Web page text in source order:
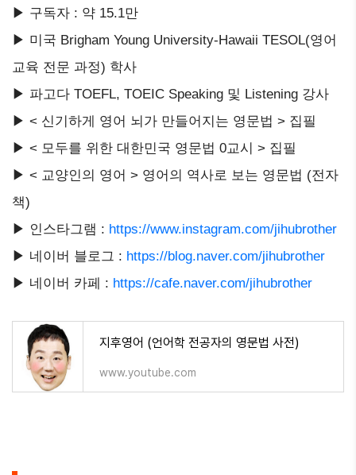
▶ 구독자 : 약 15.1만
▶ 미국 Brigham Young University-Hawaii TESOL(영어
교육 전문 과정) 학사
▶ 파고다 TOEFL, TOEIC Speaking 및 Listening 강사
▶ < 신기하게 영어 뇌가 만들어지는 영문법 > 집필
▶ < 모두를 위한 대한민국 영문법 0교시 > 집필
▶ < 교양인의 영어 > 영어의 역사로 보는 영문법 (전자
책)
▶ 인스타그램 : https://www.instagram.com/jihubrother
▶ 네이버 블로그 : https://blog.naver.com/jihubrother
▶ 네이버 카페 : https://cafe.naver.com/jihubrother
지후영어 (언어학 전공자의 영문법 사전)
www.youtube.com